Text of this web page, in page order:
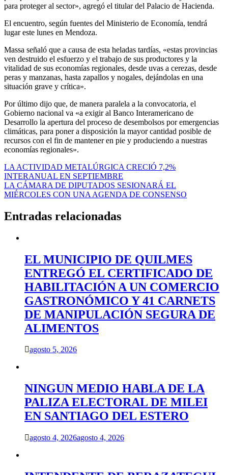
para proteger al sector», agregó el titular del Palacio de Hacienda.
El encuentro, según fuentes del Ministerio de Economía, tendrá
lugar este lunes en Mendoza.
Massa señaló que a causa de esta heladas tardías, «estas provincias
ven destruido el esfuerzo y el trabajo de sus productores y la
vitalidad de sus economías regionales, desde uvas a cerezas, desde
peras y manzanas, hasta zapallos y nogales, dejándolas en una
situación grave y crítica».
Por último dijo que, de manera paralela a la convocatoria, el
Gobierno nacional va «a exigir al Banco Interamericano de
Desarrollo la apertura del proceso de desembolsos por emergencias
climáticas, para poner a disposición la mayor cantidad posible de
recursos con el fin de mantener en pie y produciendo a nuestras
economías regionales».
Navegación
de
entradas
LA ACTIVIDAD METALÚRGICA CRECIÓ 7,2%
INTERANUAL EN SEPTIEMBRE
LA CÁMARA DE DIPUTADOS SESIONARÁ EL
MIÉRCOLES CON UNA AGENDA DE CONSENSO
Entradas relacionadas
EL MUNICIPIO DE QUILMES
ENTREGÓ EL CERTIFICADO DE
HABILITACIÓN A UN COMERCIO
GASTRONÓMICO Y 41 CARNETS
DE MANIPULACIÓN SEGURA DE
ALIMENTOS
agosto 5, 2026
NINGUN MEDIO HABLA DE LA
PALIZA ELECTORAL DE MILEI
EN SANTIAGO DEL ESTERO
agosto 4, 2026agosto 4, 2026